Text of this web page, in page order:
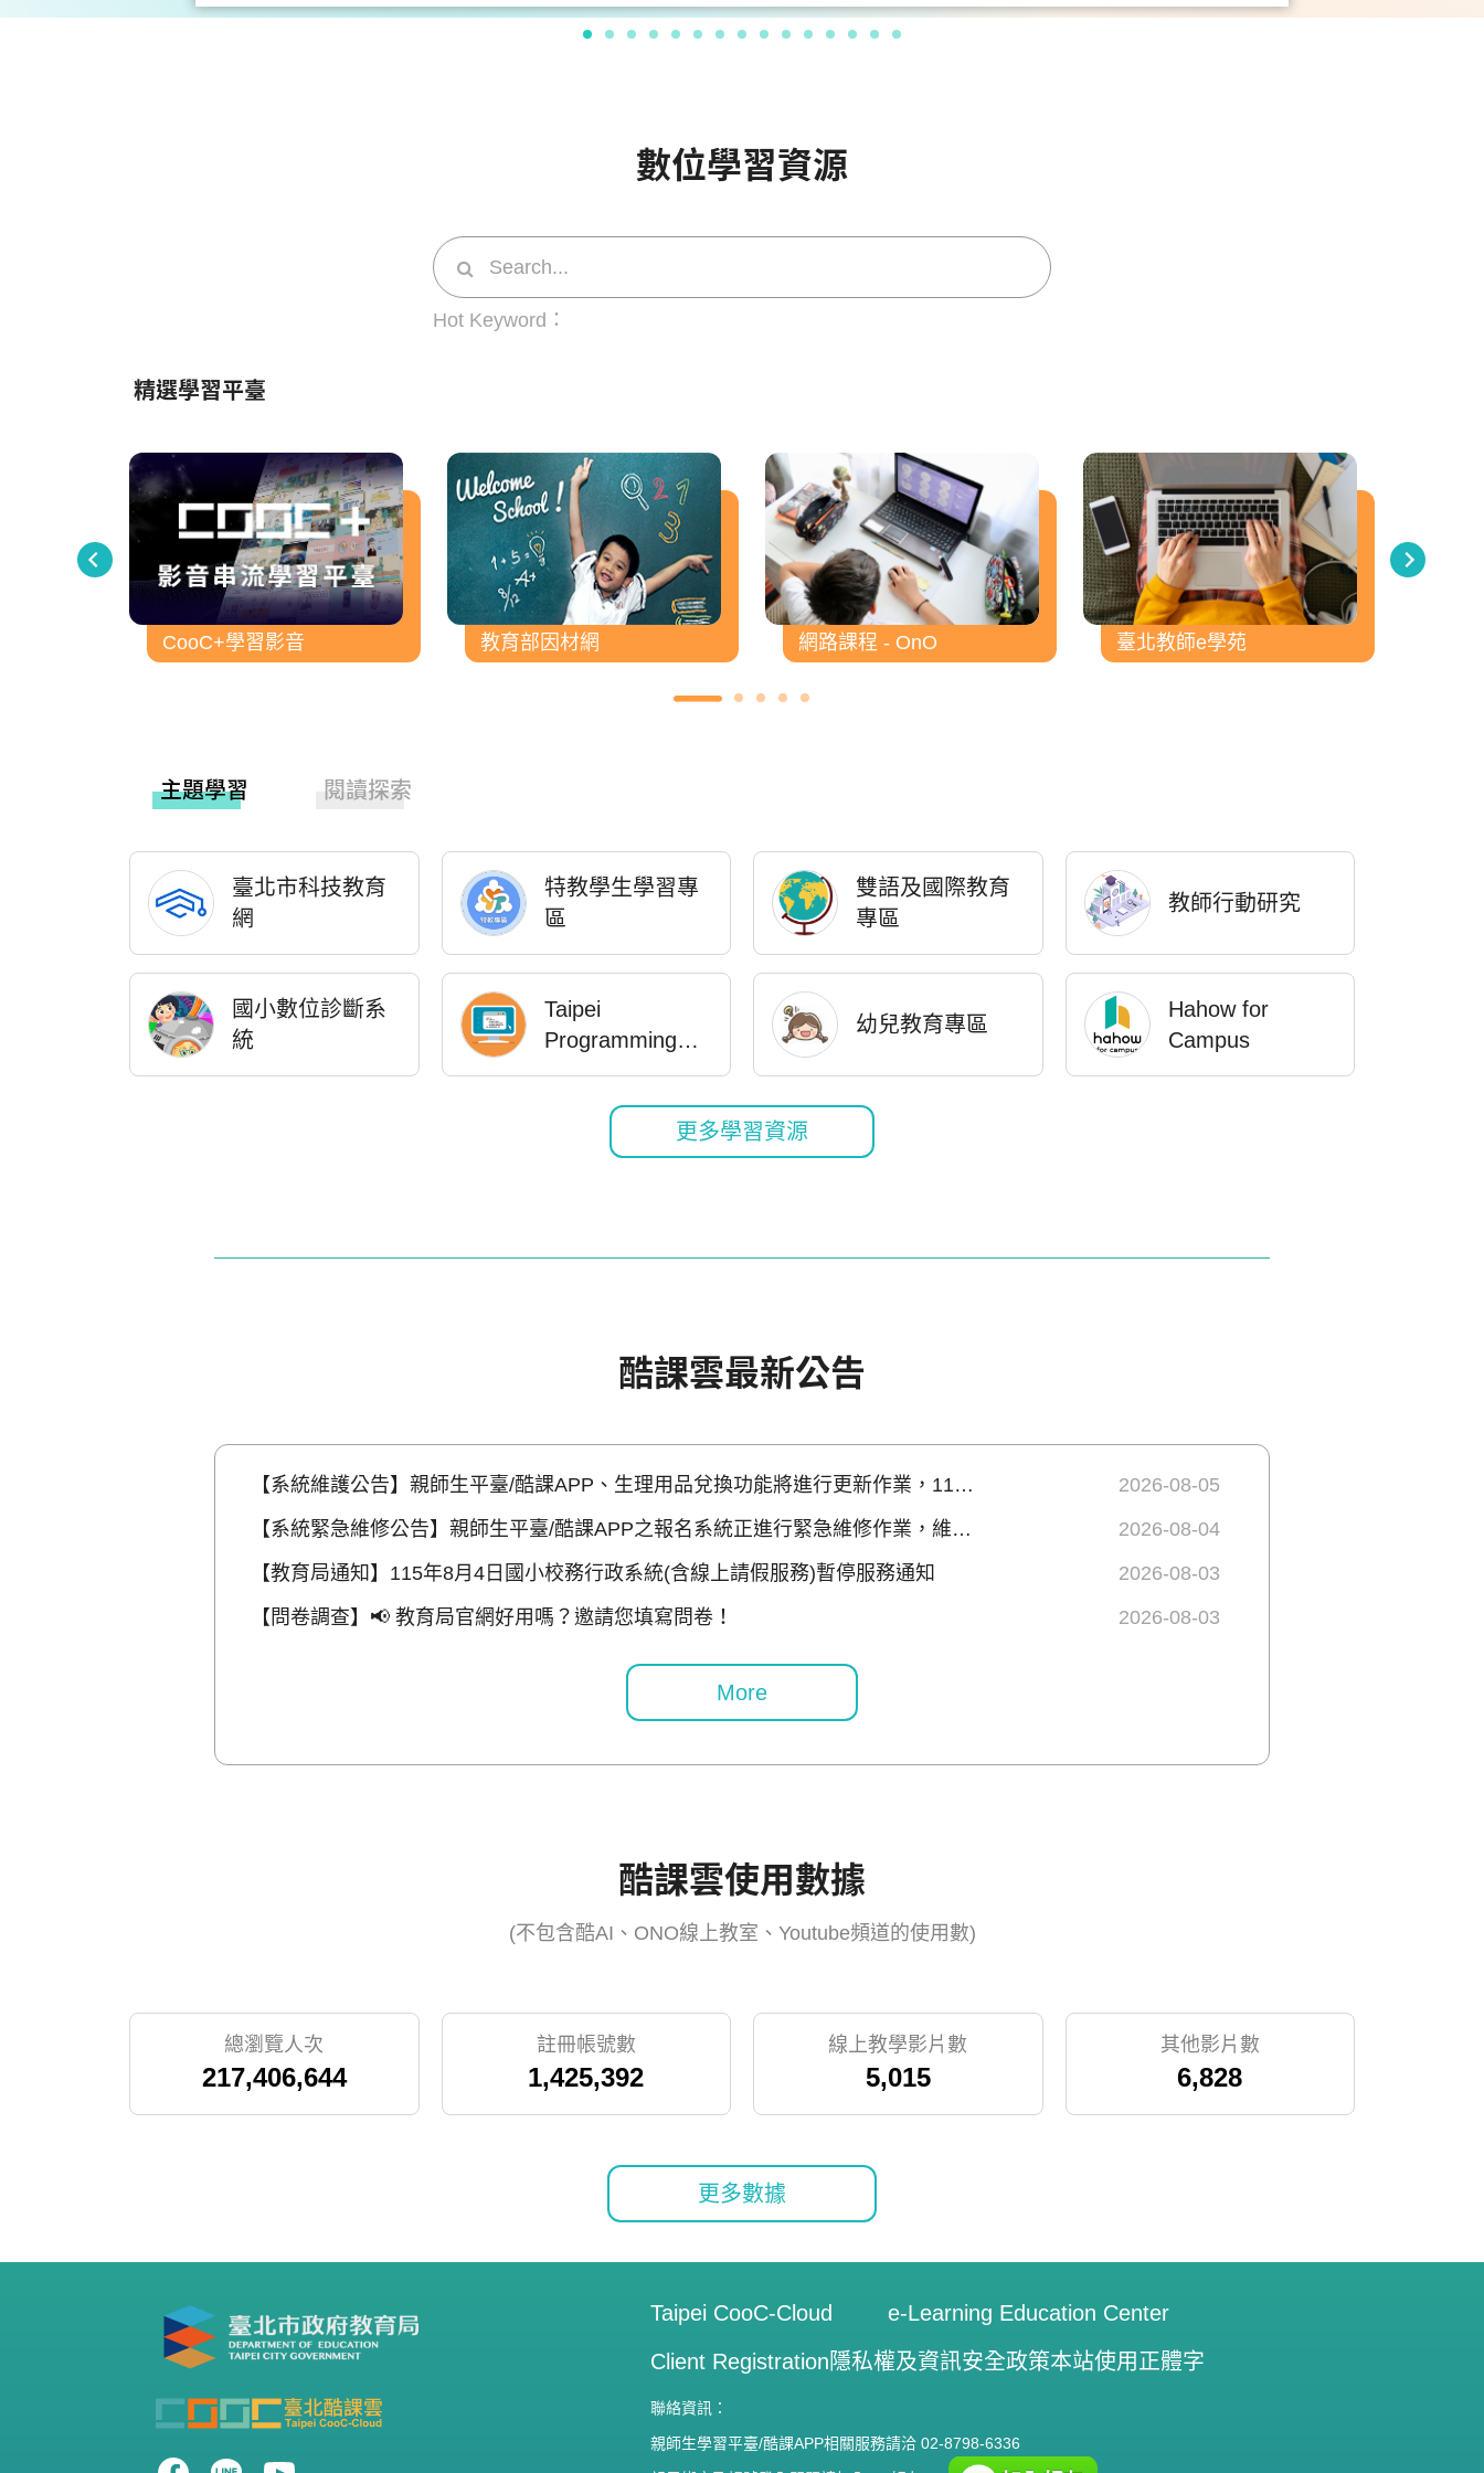
數位學習資源
Hot Keyword：
精選學習平臺
CooC+學習影音 教育部因材網 網路課程 - OnO 臺北教師e學苑
主題學習 閱讀探索
臺北市科技教育
網
特教學生學習專
區
雙語及國際教育
專區
教師行動研究
國小數位診斷系
統
Taipei
Programming
Course
幼兒教育專區
Hahow for
Campus
酷課雲僑校專區 本土語言專區
酷課雲學習吧合
防疫不停學公播
Aborigines
更多學習資源
酷課雲最新公告
【系統維護公告】親師生平臺/酷課APP、生理用品兌換功能將進行更新作業，115
2026-08-05
【系統緊急維修公告】親師生平臺/酷課APP之報名系統正進行緊急維修作業，維修
2026-08-04
【教育局通知】115年8月4日國小校務行政系統(含線上請假服務)暫停服務通知
2026-08-03
【問卷調查】📢 教育局官網好用嗎？邀請您填寫問卷！
2026-08-03
More
酷課雲使用數據
(不包含酷AI、ONO線上教室、Youtube頻道的使用數)
總瀏覽人次
217,406,644
註冊帳號數
1,425,392
線上教學影片數
5,015
其他影片數
6,828
其他資源數 創作電子書數量
12,804
更多數據
Taipei CooC-Cloud
e-Learning Education Center
Client Registration隱私權及資訊安全政策本站使用正體字
聯絡資訊：
親師生學習平臺/酷課APP相關服務請洽 02-8798-6336